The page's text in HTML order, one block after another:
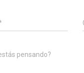
pensando?